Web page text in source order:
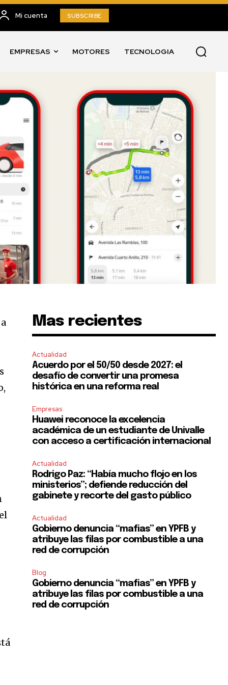
Mi cuenta SUBSCRIBE
EMPRESAS MOTORES TECNOLOGIA
Mas recientes
Actualidad
Acuerdo por el 50/50 desde 2027: el
desafío de convertir una promesa
histórica en una reforma real
Empresas
Huawei reconoce la excelencia
académica de un estudiante de Univalle
con acceso a certificación internacional
Actualidad
Rodrigo Paz: “Había mucho flojo en los
ministerios”; defiende reducción del
gabinete y recorte del gasto público
Actualidad
Gobierno denuncia “mafias” en YPFB y
atribuye las filas por combustible a una
red de corrupción
Blog
Gobierno denuncia “mafias” en YPFB y
atribuye las filas por combustible a una
red de corrupción